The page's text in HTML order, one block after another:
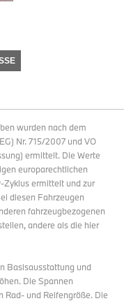
wurden nach dem
Nr. 715/2007 und VO
ermittelt. Die Werte
europarechtlichen
Zyklus ermittelt und zur
diesen Fahrzeugen
fahrzeugbezogenen
andere als die hier
Basisausstattung und
Die Spannen
Rad- und Reifengröße. Die